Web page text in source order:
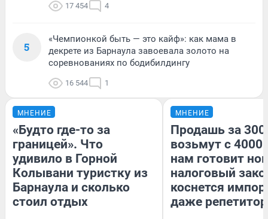
17 454 4
5
«Чемпионкой быть — это кайф»: как мама в
декрете из Барнаула завоевала золото на
соревнованиях по бодибилдингу
16 544 1
МНЕНИЕ
«Будто где-то за
границей». Что
удивило в Горной
Колывани туристку из
Барнаула и сколько
стоил отдых
МНЕНИЕ
Продашь за
возьмут с
нам готовит
налоговый
коснется
даже